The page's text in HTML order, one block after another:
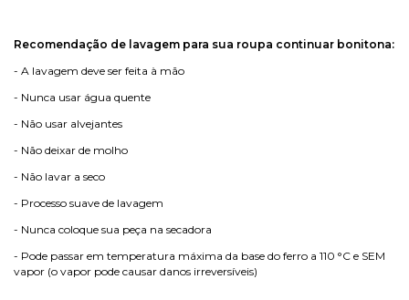
Recomendação de lavagem para sua roupa continuar bonitona:
- A lavagem deve ser feita à mão
- Nunca usar água quente
- Não usar alvejantes
- Não deixar de molho
- Não lavar a seco
- Processo suave de lavagem
- Nunca coloque sua peça na secadora
- Pode passar em temperatura máxima da base do ferro a 110 °C e SEM
vapor (o vapor pode causar danos irreversíveis)